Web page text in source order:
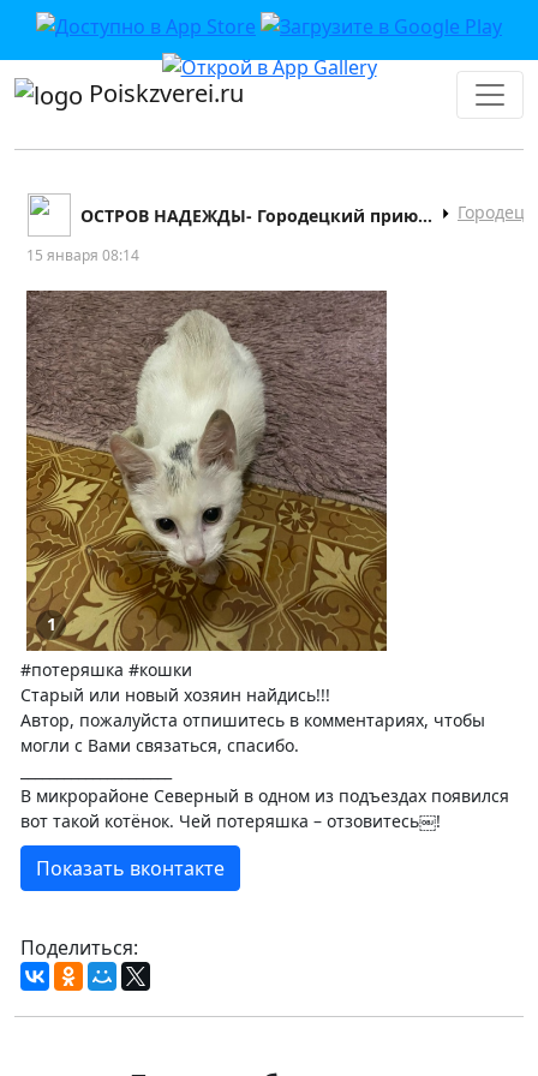
Poiskzverei.ru
ОСТРОВ НАДЕЖДЫ- Городецкий приют для животных Городец
15 января 08:14
1
#потеряшка #кошки
Старый или новый хозяин найдись!!!
Автор, пожалуйста отпишитесь в комментариях, чтобы
могли с Вами связаться, спасибо.
В микрорайоне Северный в одном из подъездах появился
вот такой котёнок. Чей потеряшка – отзовитесь￼!
Показать вконтакте
Поделиться: